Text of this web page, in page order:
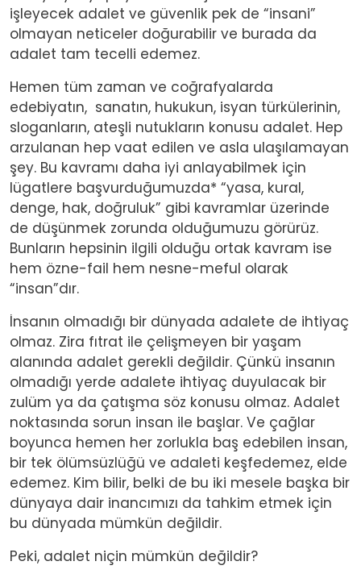
işleyecek adalet ve güvenlik pek de “insani”
olmayan neticeler doğurabilir ve burada da
adalet tam tecelli edemez.
Hemen tüm zaman ve coğrafyalarda
edebiyatın, sanatın, hukukun, isyan türkülerinin,
sloganların, ateşli nutukların konusu adalet. Hep
arzulanan hep vaat edilen ve asla ulaşılamayan
şey. Bu kavramı daha iyi anlayabilmek için
lügatlere başvurduğumuzda* “yasa, kural,
denge, hak, doğruluk” gibi kavramlar üzerinde
de düşünmek zorunda olduğumuzu görürüz.
Bunların hepsinin ilgili olduğu ortak kavram ise
hem özne-fail hem nesne-meful olarak
“insan”dır.
İnsanın olmadığı bir dünyada adalete de ihtiyaç
olmaz. Zira fıtrat ile çelişmeyen bir yaşam
alanında adalet gerekli değildir. Çünkü insanın
olmadığı yerde adalete ihtiyaç duyulacak bir
zulüm ya da çatışma söz konusu olmaz. Adalet
noktasında sorun insan ile başlar. Ve çağlar
boyunca hemen her zorlukla baş edebilen insan,
bir tek ölümsüzlüğü ve adaleti keşfedemez, elde
edemez. Kim bilir, belki de bu iki mesele başka bir
dünyaya dair inancımızı da tahkim etmek için
bu dünyada mümkün değildir.
Peki, adalet niçin mümkün değildir?